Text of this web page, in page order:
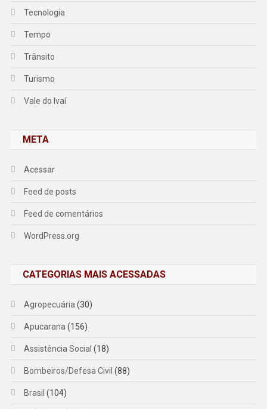
Tecnologia
Tempo
Trânsito
Turismo
Vale do Ivaí
META
Acessar
Feed de posts
Feed de comentários
WordPress.org
CATEGORIAS MAIS ACESSADAS
Agropecuária (30)
Apucarana (156)
Assistência Social (18)
Bombeiros/Defesa Civil (88)
Brasil (104)